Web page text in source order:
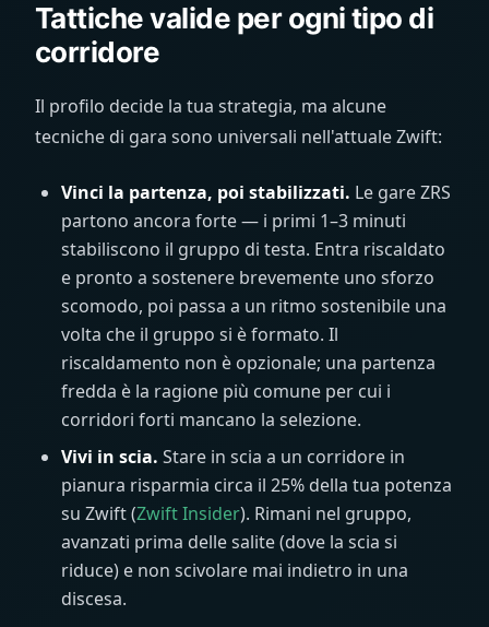
Tattiche valide per ogni tipo di
corridore
Il profilo decide la tua strategia, ma alcune
tecniche di gara sono universali nell'attuale Zwift:
Vinci la partenza, poi stabilizzati. Le gare ZRS
partono ancora forte — i primi 1–3 minuti
stabiliscono il gruppo di testa. Entra riscaldato
e pronto a sostenere brevemente uno sforzo
scomodo, poi passa a un ritmo sostenibile una
volta che il gruppo si è formato. Il
riscaldamento non è opzionale; una partenza
fredda è la ragione più comune per cui i
corridori forti mancano la selezione.
Vivi in scia. Stare in scia a un corridore in
pianura risparmia circa il 25% della tua potenza
su Zwift (Zwift Insider). Rimani nel gruppo,
avanzati prima delle salite (dove la scia si
riduce) e non scivolare mai indietro in una
discesa.